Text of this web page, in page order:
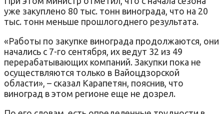
уже закуплено 80 тыс. тонн винограда, что на 20
тыс. тонн меньше прошлогоднего результата.
«Работы по закупке винограда продолжаются, они
начались с 7-го сентября, их ведут 32 из 49
перерабатывающих компаний. Закупки пока не
осуществляются только в Вайоцдзорской
области», – сказал Карапетян, пояснив, что
виноград в этом регионе еще не дозрел.